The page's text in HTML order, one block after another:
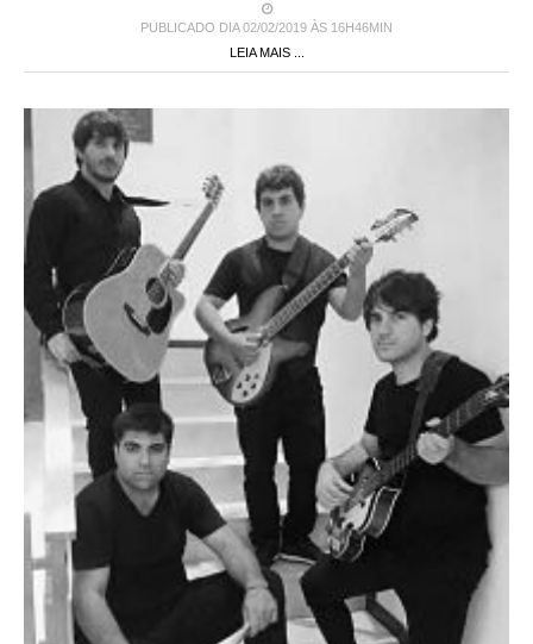
PUBLICADO DIA 02/02/2019 ÀS 16H46MIN
LEIA MAIS ...